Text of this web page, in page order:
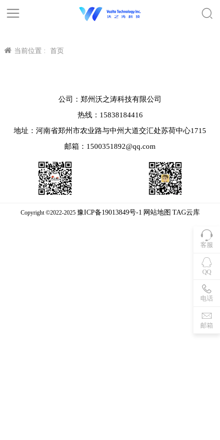
当前位置 : 首页
客服
QQ
电话
邮箱
公司：郑州沃之涛科技有限公司
热线：15838184416
地址：河南省郑州市农业路与中州大道交汇处苏荷中心1715
邮箱：1500351892@qq.com
Copyright ©2022-2025 豫ICP备19013849号-1 网站地图 TAG云库